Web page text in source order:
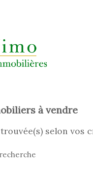
à vendre
selon vos